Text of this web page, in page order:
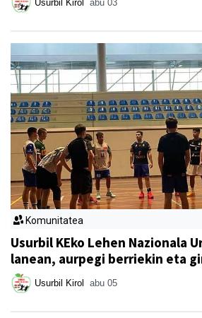
Usurbil Kirol abu 03
Komunitatea
Usurbil KEko Lehen Nazionala
lanean, aurpegi berriekin eta
Usurbil Kirol abu 05